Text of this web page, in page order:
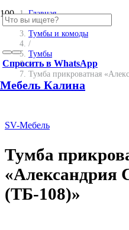
Спросить в WhatsApp
Мебель Калина
Главная
/
Тумбы и комоды
/
Тумбы
/
Тумба прикроватная
SV-Мебель
Тумба
«Александрия
(ТБ-108)»